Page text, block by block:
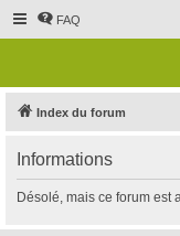
FAQ
Index du forum
Informations
Désolé, mais ce forum est